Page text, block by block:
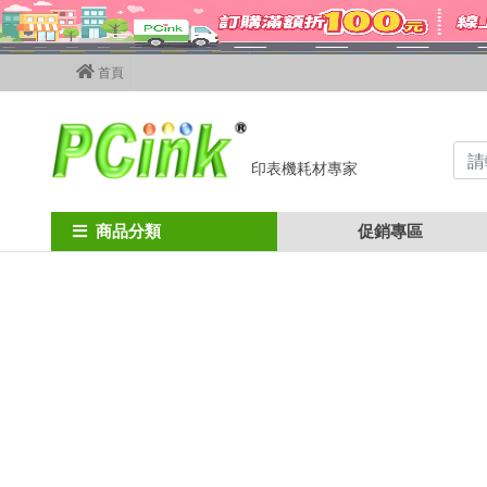
首頁
印表機耗材專家
商品分類 促銷專區